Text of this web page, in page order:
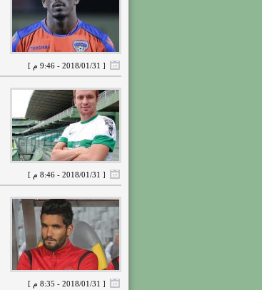
[ 2018/01/31 - 9:46 م ]
[ 2018/01/31 - 8:46 م ]
[ 2018/01/31 - 8:35 م ]